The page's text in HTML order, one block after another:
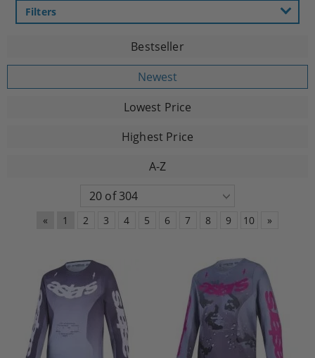
Filters
Bestseller
Newest
Lowest Price
Highest Price
A-Z
« 1 2 3 4 5 6 7 8 9 10 »